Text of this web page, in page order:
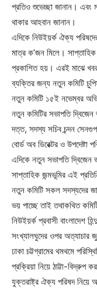
প্রতিও শুভেচ্ছা জানান। এবং
থাকার আহবান জানান।
এদিকে নিউইয়র্ক ঐক্য
মাত্র ক’জন মিলে।
প্রকাশিত হয়। এরই মাঝে
ব্যক্তির জন্য নতুন কমিটি
নতুন কমিটি ১৫ই নভেম্বর
নতুন কমিটির সভাপতি দ্বিজেন
দত্ত, সদস্য সচিব চন্দন
বোর্ড অব ডিরেক্টর ও
এদিকে নতুন সভাপতি দ্বিজেন
সাপ্তাহিক জন্মভূমির এই
নতুন কমিটি সকল সদস্যদের
ভয় পাচ্ছে তাই তথাকথিত
নিউইয়র্ক প্রবাসী বাংলাদেশ
সংখ্যালঘুদের ওপর অত্যাচার
ঢাকা চট্টগ্রামের থমথমে
প্রক্রিয়া নিয়ে ঠাট্টা-বিদ্রুপ
যুক্তরাষ্ট্র ঐক্য পরিষদ নিয়ে